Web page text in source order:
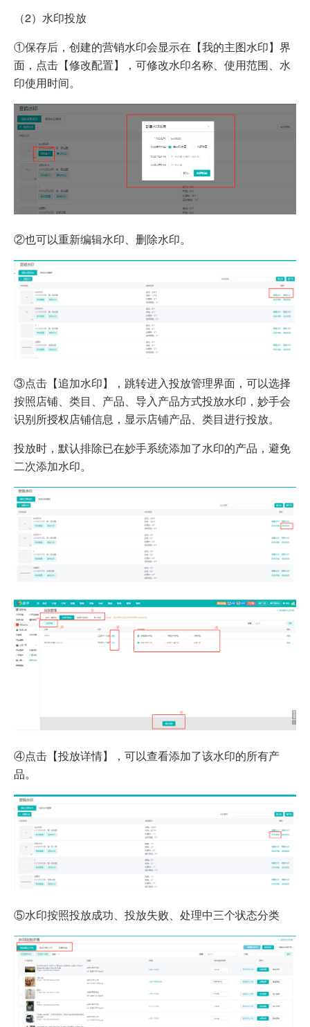
（2）水印投放
①保存后，创建的营销水印会显示在【我的主图水印】界
面，点击【修改配置】，可修改水印名称、使用范围、水
印使用时间。
②也可以重新编辑水印、删除水印。
③点击【追加水印】，跳转进入投放管理界面，可以选择
按照店铺、类目、产品、导入产品方式投放水印，妙手会
识别所授权店铺信息，显示店铺产品、类目进行投放。
投放时，默认排除已在妙手系统添加了水印的产品，避免
二次添加水印。
④点击【投放详情】，可以查看添加了该水印的所有产
品。
⑤水印按照投放成功、投放失败、处理中三个状态分类